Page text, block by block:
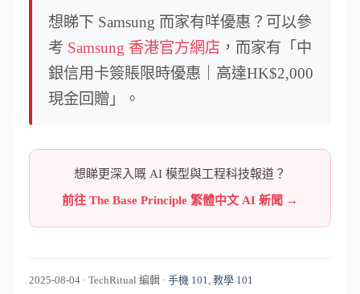
想睇下 Samsung 而家有咩優惠？可以參
考 Samsung 香港官方網店 ，而家有「中
銀信用卡簽賬限時優惠｜高達HK$2,000
現金回贈」。
想睇更深入嘅 AI 模型與工程科技報道？
前往 The Base Principle 繁體中文 AI 新聞 →
2025-08-04 · TechRitual 編輯 · 手機 101, 教學 101